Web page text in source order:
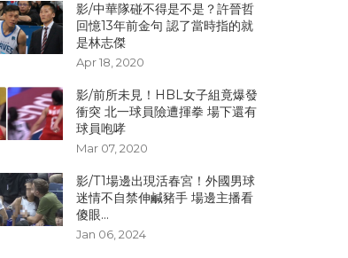
影/中華隊碰不得是不是？許晉哲
回憶13年前金句 認了當時指的就
是林志傑
Apr 18, 2020
影/前所未見！HBL女子組竟爆發
衝突 北一球員險遭揮拳 場下還有
球員咆哮
Mar 07, 2020
影/T1場邊出現活春宮！外國男球
迷情不自禁伸鹹豬手 場邊主播看
傻眼...
Jan 06, 2024